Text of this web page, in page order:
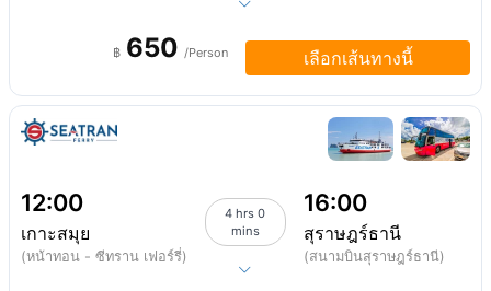
฿ 650 /Person เลือกเส้นทางนี้
12:00
เกาะสมุย
(หน้าทอน - ซีทราน เฟอร์รี่)
4 hrs 0
mins
16:00
สุราษฎร์ธานี
(สนามบินสุราษฎร์ธานี)